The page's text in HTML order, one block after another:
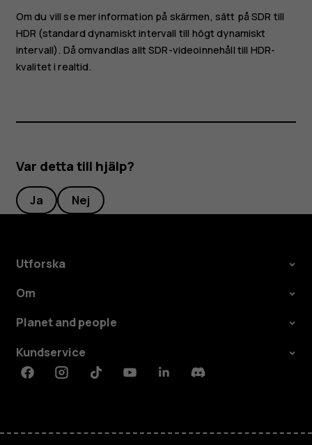
Om du vill se mer information på skärmen, sätt påSDR till
HDR (standard dynamiskt intervall till högt dynamiskt
intervall). Då omvandlas allt SDR-videoinnehåll till HDR-
kvalitet i realtid.
Var detta till hjälp?
Ja Nej
Utforska
Om
Planet and people
Kundservice
FacebookInstagramTiktokYoutubeLinkedinDiscord